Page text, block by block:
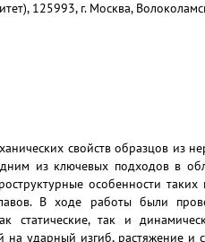
125993, г. Москва,
свойств образцов из
из ключевых подходов в
особенности таких
В ходе работы были
статические, так и
ударный изгиб, растяжение и